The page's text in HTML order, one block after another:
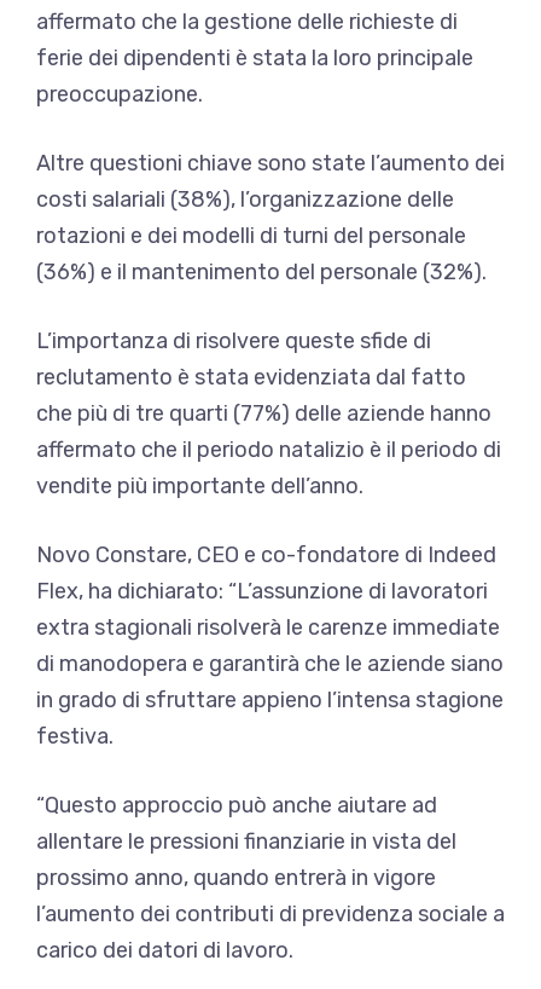
affermato che la gestione delle richieste di
ferie dei dipendenti è stata la loro principale
preoccupazione.
Altre questioni chiave sono state l’aumento dei
costi salariali (38%), l’organizzazione delle
rotazioni e dei modelli di turni del personale
(36%) e il mantenimento del personale (32%).
L’importanza di risolvere queste sfide di
reclutamento è stata evidenziata dal fatto
che più di tre quarti (77%) delle aziende hanno
affermato che il periodo natalizio è il periodo di
vendite più importante dell’anno.
Novo Constare, CEO e co-fondatore di Indeed
Flex, ha dichiarato: “L’assunzione di lavoratori
extra stagionali risolverà le carenze immediate
di manodopera e garantirà che le aziende siano
in grado di sfruttare appieno l’intensa stagione
festiva.
“Questo approccio può anche aiutare ad
allentare le pressioni finanziarie in vista del
prossimo anno, quando entrerà in vigore
l’aumento dei contributi di previdenza sociale a
carico dei datori di lavoro.